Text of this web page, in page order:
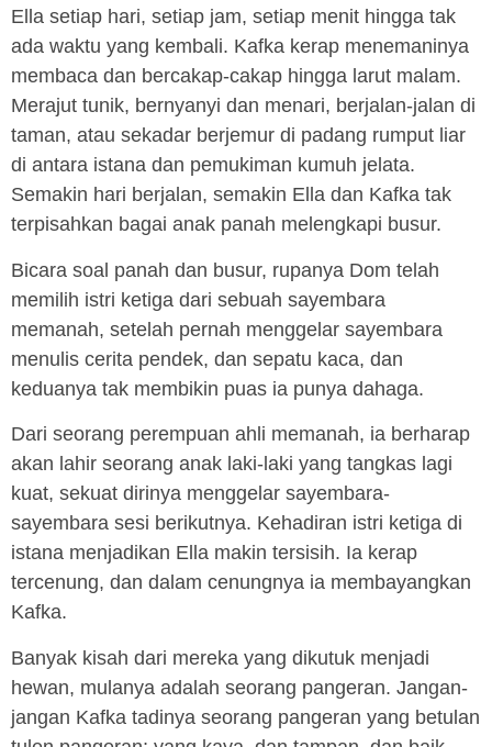
Ella setiap hari, setiap jam, setiap menit hingga tak
ada waktu yang kembali. Kafka kerap menemaninya
membaca dan bercakap-cakap hingga larut malam.
Merajut tunik, bernyanyi dan menari, berjalan-jalan di
taman, atau sekadar berjemur di padang rumput liar
di antara istana dan pemukiman kumuh jelata.
Semakin hari berjalan, semakin Ella dan Kafka tak
terpisahkan bagai anak panah melengkapi busur.
Bicara soal panah dan busur, rupanya Dom telah
memilih istri ketiga dari sebuah sayembara
memanah, setelah pernah menggelar sayembara
menulis cerita pendek, dan sepatu kaca, dan
keduanya tak membikin puas ia punya dahaga.
Dari seorang perempuan ahli memanah, ia berharap
akan lahir seorang anak laki-laki yang tangkas lagi
kuat, sekuat dirinya menggelar sayembara-
sayembara sesi berikutnya. Kehadiran istri ketiga di
istana menjadikan Ella makin tersisih. Ia kerap
tercenung, dan dalam cenungnya ia membayangkan
Kafka.
Banyak kisah dari mereka yang dikutuk menjadi
hewan, mulanya adalah seorang pangeran. Jangan-
jangan Kafka tadinya seorang pangeran yang betulan